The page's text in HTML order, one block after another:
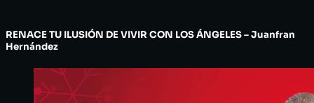
RENACE TU ILUSIÓN DE VIVIR CON LOS ÁNGELES – Juanfran
Hernández